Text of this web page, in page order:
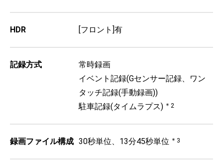
HDR [フロント]有
記録方式
常時録画
イベント記録(Gセンサー記録、ワン
タッチ記録(手動録画))
駐車記録(タイムラプス) ＊2
録画ファイル構成 30秒単位、13分45秒単位 ＊3